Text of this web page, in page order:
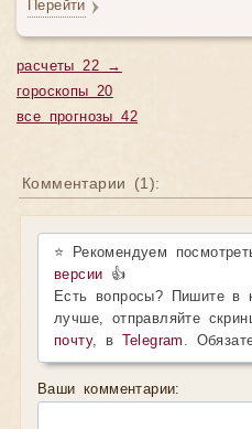
Перейти
расчеты 22 →
гороскопы 20
все прогнозы 42
Комментарии (1):
⭐ Рекомендуем
версии 👍
Есть вопросы? Пишите в
лучше, отправляйте
почту, в Telegram .
Ваши комментарии: